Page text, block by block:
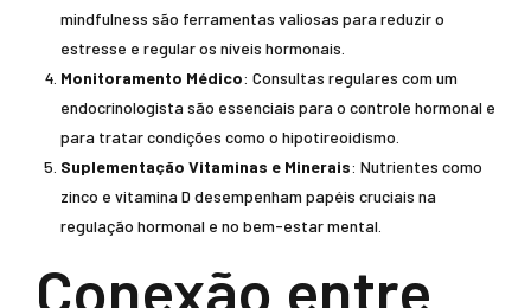
mindfulness são ferramentas valiosas para reduzir o
estresse e regular os níveis hormonais.
Monitoramento Médico: Consultas regulares com um
endocrinologista são essenciais para o controle hormonal e
para tratar condições como o hipotireoidismo.
Suplementação Vitaminas e Minerais: Nutrientes como
zinco e vitamina D desempenham papéis cruciais na
regulação hormonal e no bem-estar mental.
Conexão entre